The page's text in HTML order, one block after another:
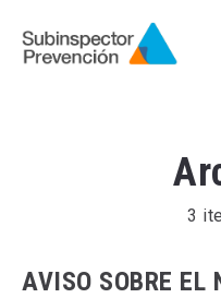
3
AVISO SOBRE EL